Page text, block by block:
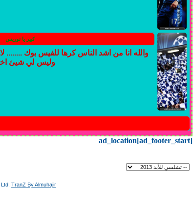
كبير يا توريس
والله انا من اشد الناس كرها للفيس بوك
وليس لي شيئ اخر
ad_location[ad_footer_start]
TranZ By Almuhajir